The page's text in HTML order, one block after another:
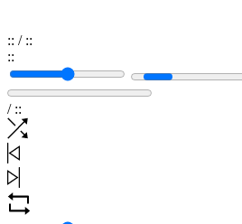
:: / ::
::
/ ::